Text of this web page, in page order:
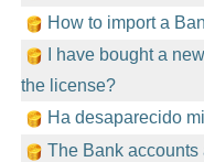
How to import a
I have bought a
the license?
Ha desaparecido
The Bank accounts